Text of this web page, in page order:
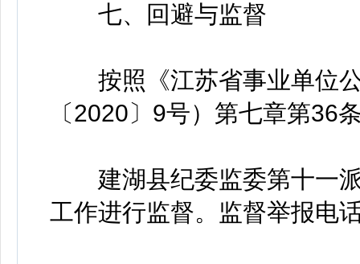
七、回避与监督
按照《江苏省事业单位公
〔2020〕9号）第七章第36
建湖县纪委监委第十一派
工作进行监督。监督举报电